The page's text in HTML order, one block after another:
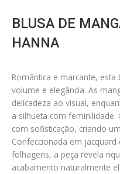
BLUSA DE
HANNA
Romântica e marcante,
volume e elegância. As
delicadeza ao visual,
a silhueta com feminilidade.
com sofisticação, criando
Confeccionada em
folhagens, a peça revela
acabamento naturalmente